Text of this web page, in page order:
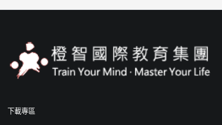
下載專區